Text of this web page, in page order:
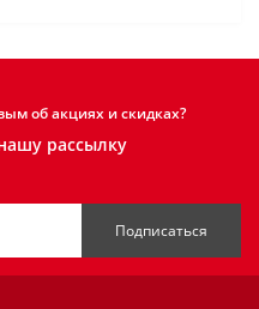
об акциях и скидках?
рассылку
Подписаться